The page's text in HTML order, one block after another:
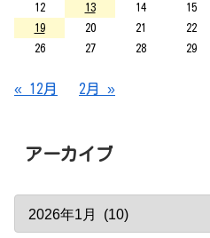
12
13 14 15
19
20 21 22
26
27 28 29
« 12月 2月 »
アーカイブ